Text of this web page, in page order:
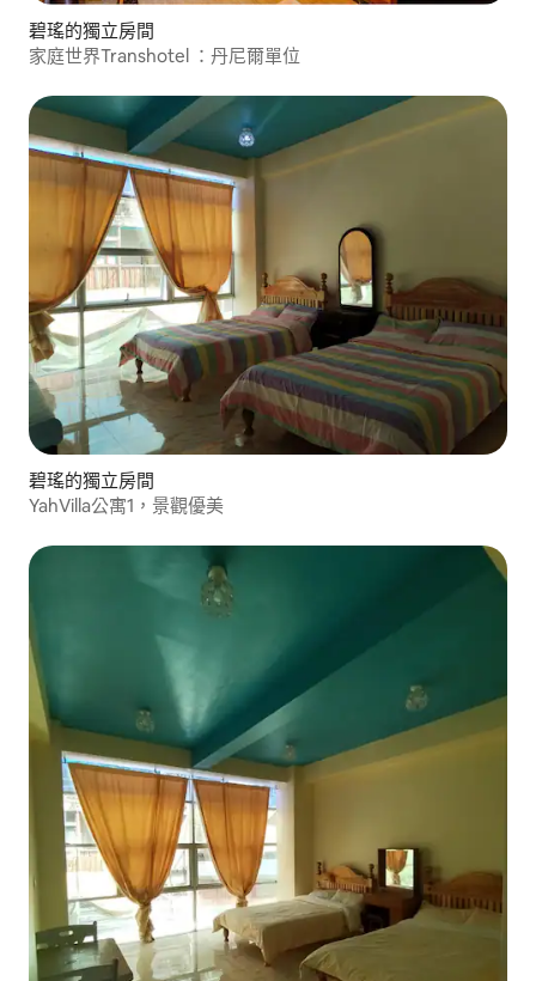
碧瑤的獨立房間
家庭世界Transhotel ：丹尼爾單位
碧瑤的獨立房間
YahVilla公寓1，景觀優美